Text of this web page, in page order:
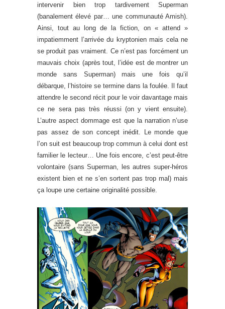
intervenir bien trop tardivement Superman
(banalement élevé par… une communauté Amish).
Ainsi, tout au long de la fiction, on « attend »
impatiemment l’arrivée du kryptonien mais cela ne
se produit pas vraiment. Ce n’est pas forcément un
mauvais choix (après tout, l’idée est de montrer un
monde sans Superman) mais une fois qu’il
débarque, l’histoire se termine dans la foulée. Il faut
attendre le second récit pour le voir davantage mais
ce ne sera pas très réussi (on y vient ensuite).
L’autre aspect dommage est que la narration n’use
pas assez de son concept inédit. Le monde que
l’on suit est beaucoup trop commun à celui dont est
familier le lecteur… Une fois encore, c’est peut-être
volontaire (sans Superman, les autres super-héros
existent bien et ne s’en sortent pas trop mal) mais
ça loupe une certaine originalité possible.